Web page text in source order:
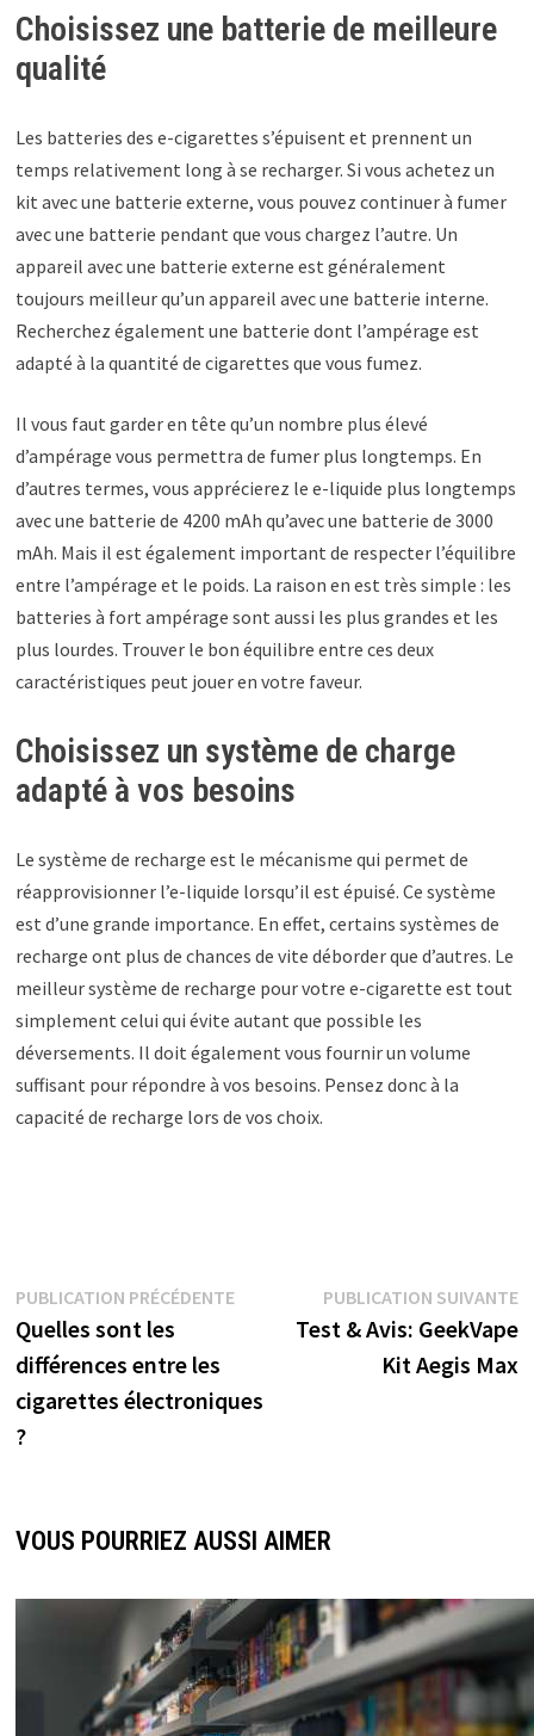
Choisissez une batterie de meilleure
qualité
Les batteries des e-cigarettes s’épuisent et prennent un
temps relativement long à se recharger. Si vous achetez un
kit avec une batterie externe, vous pouvez continuer à fumer
avec une batterie pendant que vous chargez l’autre. Un
appareil avec une batterie externe est généralement
toujours meilleur qu’un appareil avec une batterie interne.
Recherchez également une batterie dont l’ampérage est
adapté à la quantité de cigarettes que vous fumez.
Il vous faut garder en tête qu’un nombre plus élevé
d’ampérage vous permettra de fumer plus longtemps. En
d’autres termes, vous apprécierez le e-liquide plus longtemps
avec une batterie de 4200 mAh qu’avec une batterie de 3000
mAh. Mais il est également important de respecter l’équilibre
entre l’ampérage et le poids. La raison en est très simple : les
batteries à fort ampérage sont aussi les plus grandes et les
plus lourdes. Trouver le bon équilibre entre ces deux
caractéristiques peut jouer en votre faveur.
Choisissez un système de charge
adapté à vos besoins
Le système de recharge est le mécanisme qui permet de
réapprovisionner l’e-liquide lorsqu’il est épuisé. Ce système
est d’une grande importance. En effet, certains systèmes de
recharge ont plus de chances de vite déborder que d’autres. Le
meilleur système de recharge pour votre e-cigarette est tout
simplement celui qui évite autant que possible les
déversements. Il doit également vous fournir un volume
suffisant pour répondre à vos besoins. Pensez donc à la
capacité de recharge lors de vos choix.
PUBLICATION PRÉCÉDENTE
Quelles sont les
différences entre les
cigarettes électroniques
?
PUBLICATION SUIVANTE
Test & Avis: GeekVape
Kit Aegis Max
VOUS POURRIEZ AUSSI AIMER